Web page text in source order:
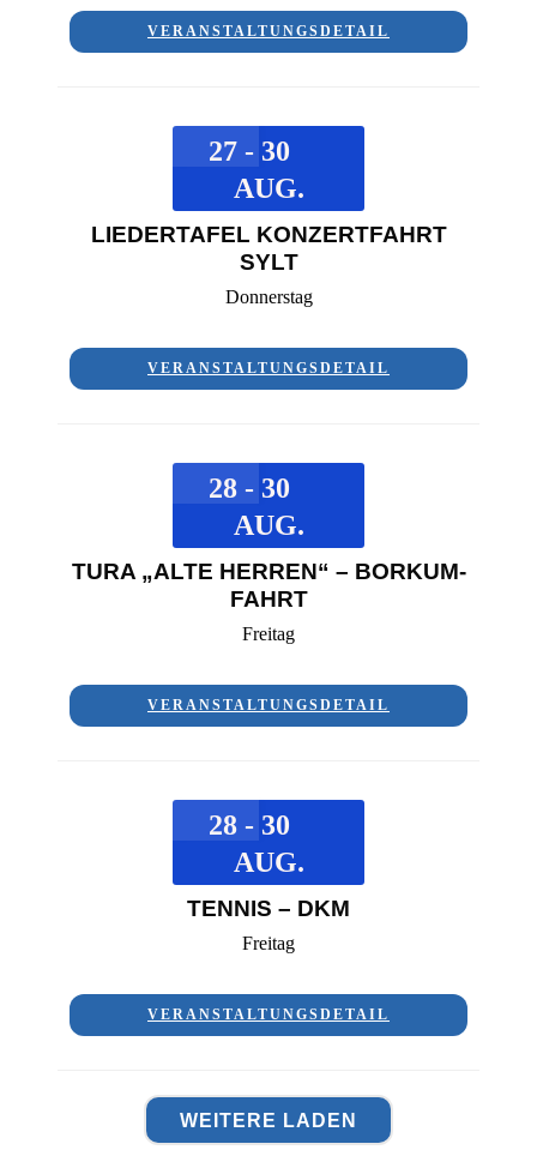
VERANSTALTUNGSDETAIL
27 - 30
AUG.
LIEDERTAFEL KONZERTFAHRT
SYLT
Donnerstag
VERANSTALTUNGSDETAIL
28 - 30
AUG.
TURA „ALTE HERREN“ – BORKUM-
FAHRT
Freitag
VERANSTALTUNGSDETAIL
28 - 30
AUG.
TENNIS – DKM
Freitag
VERANSTALTUNGSDETAIL
WEITERE LADEN